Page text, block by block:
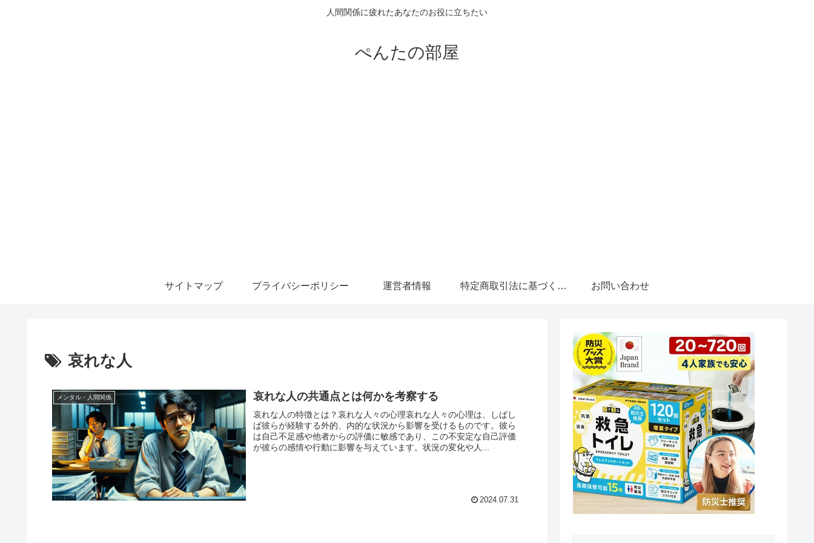
人間関係に疲れたあなたのお役に立ちたい
ぺんたの部屋
サイトマップ プライバシーポリシー 運営者情報 特定商取引法に基づく表記 お問い合わせ
哀れな人
メンタル・人間関係 哀れな人の共通点とは何かを考察する
哀れな人の特徴とは？哀れな人々の心理哀れな人々の心理は、しばし
ば彼らが経験する外的、内的な状況から影響を受けるものです。彼ら
は自己不足感や他者からの評価に敏感であり、この不安定な自己評価
が彼らの感情や行動に影響を与えています。状況の変化や人...
2024.07.31